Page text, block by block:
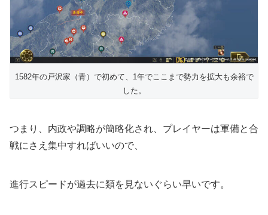
1582年の戸沢家（青）で初めて、1年でここまで勢力を拡大も余裕で
した。
つまり、内政や調略が簡略化され、プレイヤーは軍備と合
戦にさえ集中すればいいので、
進行スピードが過去に類を見ないぐらい早いです。